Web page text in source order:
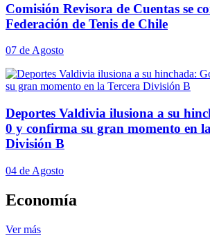
Comisión Revisora de Cuentas se
Federación de Tenis de Chile
07 de Agosto
Deportes Valdivia ilusiona a su
0 y confirma su gran momento en
División B
04 de Agosto
Economía
Ver más